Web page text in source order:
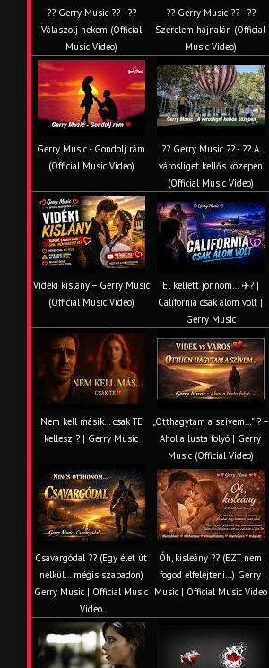
?? Gerry Music ?? - ??
Válaszolj nekem (Official
Music Video)
?? Gerry Music ?? - ??
Szerelem hajnalán (Official
Music Video)
Gerry Music - Gondolj rám
(Official Music Video)
?? Gerry Music ?? - ?? A
városliget kellős közepén
(Official Music Video)
Vidéki kislány – Gerry Music
(Official Music Video)
El kellett jönnöm… ✈️? |
California csak álom volt |
Gerry Music
Nem kell másik… csak TE
kellesz ? | Gerry Music
„Otthagytam a szívem…” ? –
Ahol a lusta folyó | Gerry
Music (Official Video)
Csavargódal ?? (Egy élet út
nélkül… mégis szabadon)
Gerry Music | Official Music
Video
Óh, kisleány ?? (EZT nem
fogod elfelejteni…) Gerry
Music | Official Music Video